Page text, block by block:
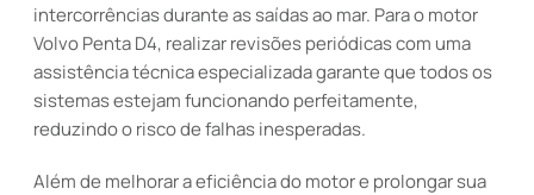
intercorrências durante as saídas ao mar. Para o motor
Volvo Penta D4, realizar revisões periódicas com uma
assistência técnica especializada garante que todos os
sistemas estejam funcionando perfeitamente,
reduzindo o risco de falhas inesperadas.
Além de melhorar a eficiência do motor e prolongar sua